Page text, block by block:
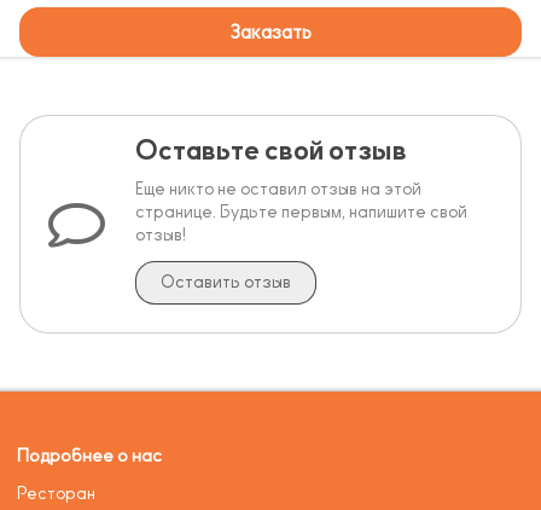
Заказать
Оставьте свой отзыв
Еще никто не оставил отзыв на этой
странице. Будьте первым, напишите свой
отзыв!
Оставить отзыв
Подробнее о нас
Ресторан